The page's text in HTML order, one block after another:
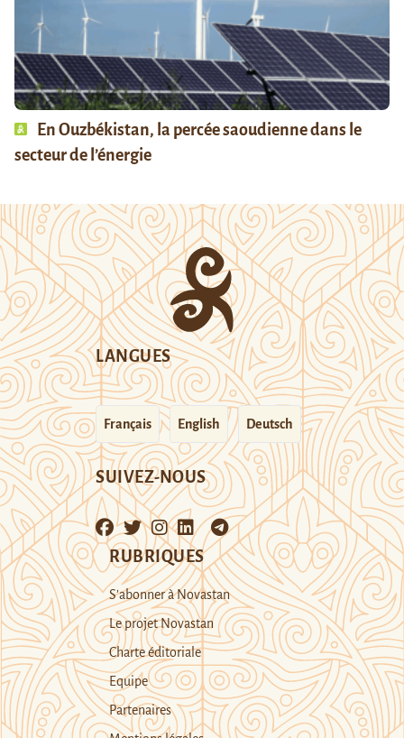
En Ouzbékistan, la percée saoudienne dans le
secteur de l’énergie
LANGUES
Français English Deutsch
SUIVEZ-NOUS
RUBRIQUES
S’abonner à Novastan
Le projet Novastan
Charte éditoriale
Equipe
Partenaires